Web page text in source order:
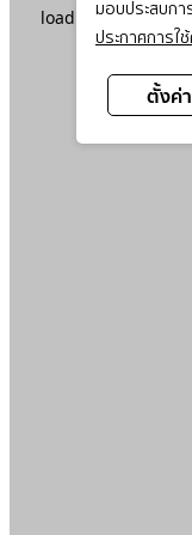
มอบประสบก
ประกาศการใ
ตั้งค่
loading